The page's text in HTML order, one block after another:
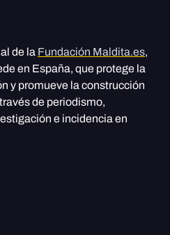
de la Fundación Maldita.es,
en España, que protege la
y promueve la construcción
de periodismo,
e incidencia en